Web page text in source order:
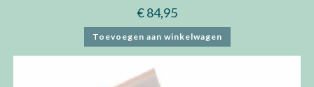
€84,95
Toevoegen aan winkelwagen